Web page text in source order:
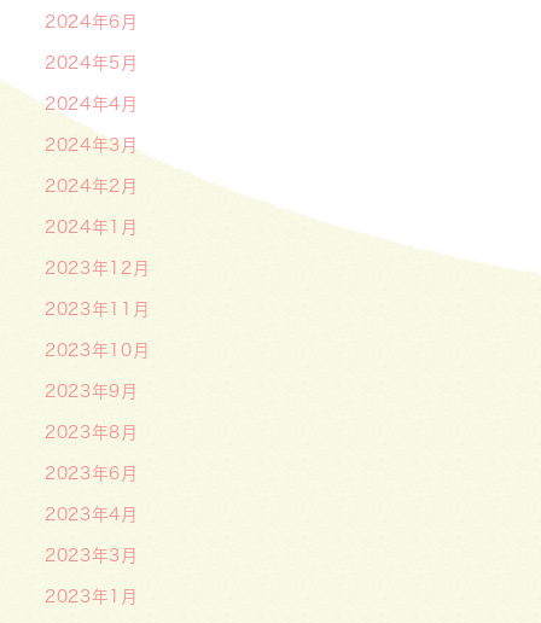
2024年6月
2024年5月
2024年4月
2024年3月
2024年2月
2024年1月
2023年12月
2023年11月
2023年10月
2023年9月
2023年8月
2023年6月
2023年4月
2023年3月
2023年1月